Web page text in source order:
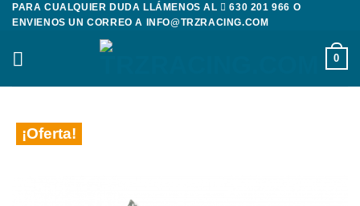
Saltar
contenido
PARA CUALQUIER DUDA LLÁMENOS AL 630 201 966 O
ENVIENOS UN CORREO A
INFO@TRZRACING.COM
0
¡Oferta!